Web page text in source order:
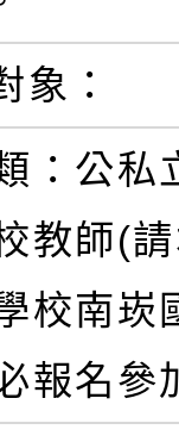
象：
：公私
教師(
校南崁
報名參